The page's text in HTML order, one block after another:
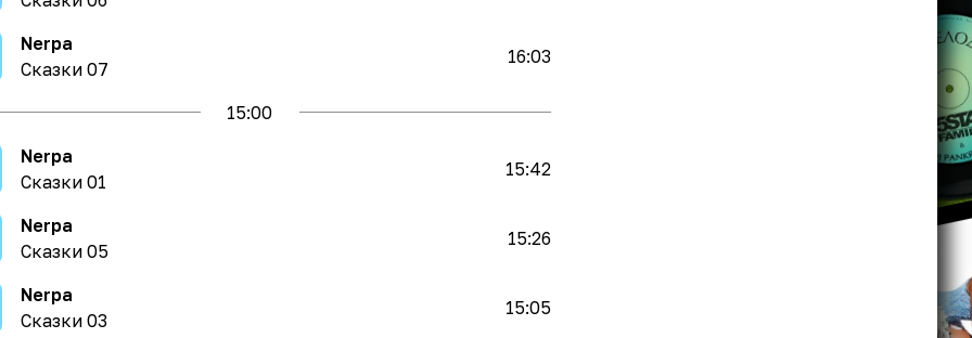
Nerpa
Сказки 07
16:03
15:00
Nerpa
Сказки 01
15:42
Nerpa
Сказки 05
15:26
Nerpa
Сказки 03
15:05